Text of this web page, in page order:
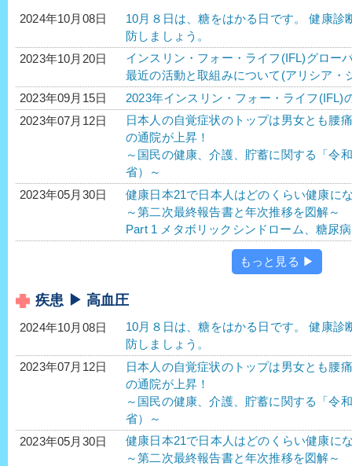
2024年10月08日
10月８日は、糖をはかる日です。 健康
防しましょう。
2023年10月20日
インスリン・フォー・ライフ(IFL)グロー
最近の活動と取組みについて(アリシア・
2023年09月15日
2023年インスリン・フォー・ライフ(IFL)
2023年07月12日
日本人の自覚症状のトップは男女とも腰
の通院が上昇！
～国民の健康、介護、貯蓄に関する「令
省）～
2023年05月30日
健康日本21で日本人はどのくらい健康に
～第二次最終報告書と年次推移を図解～
Part 1 メタボリックシンドローム、糖尿
もっと見る ▶
疾患 ▶ 高血圧
2024年10月08日
10月８日は、糖をはかる日です。 健康
防しましょう。
2023年07月12日
日本人の自覚症状のトップは男女とも腰
の通院が上昇！
～国民の健康、介護、貯蓄に関する「令
省）～
2023年05月30日
健康日本21で日本人はどのくらい健康に
～第二次最終報告書と年次推移を図解～